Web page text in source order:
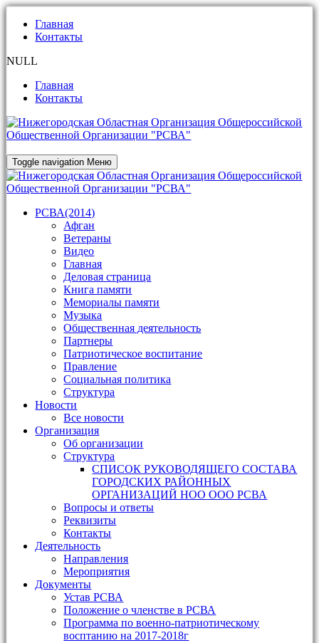
Главная
Контакты
NULL
Главная
Контакты
Toggle navigation Меню
РСВА(2014)
Афган
Ветераны
Видео
Главная
Деловая страница
Книга памяти
Мемориалы памяти
Музыка
Общественная деятельность
Партнеры
Патриотическое воспитание
Правление
Социальная политика
Структура
Новости
Все новости
Организация
Об организации
Структура
СПИСОК РУКОВОДЯЩЕГО СОСТАВА
ГОРОДСКИХ РАЙОННЫХ
ОРГАНИЗАЦИЙ НОО ООО РСВА
Вопросы и ответы
Реквизиты
Контакты
Деятельность
Направления
Мероприятия
Документы
Устав РСВА
Положение о членстве в РСВА
Программа по военно-патриотическому
восптанию на 2017-2018г